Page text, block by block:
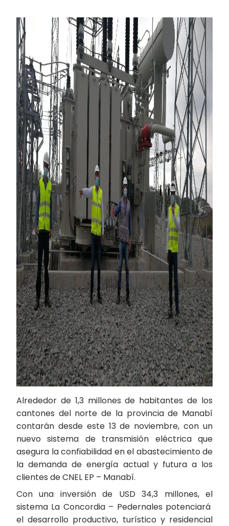
Alrededor de 1,3 millones de habitantes de los
cantones del norte de la provincia de Manabí
contarán desde este 13 de noviembre, con un
nuevo sistema de transmisión eléctrica que
asegura la confiabilidad en el abastecimiento de
la demanda de energía actual y futura a los
clientes de CNEL EP – Manabí.
Con una inversión de USD 34,3 millones, el
sistema La Concordia – Pedernales potenciará
el desarrollo productivo, turístico y residencial